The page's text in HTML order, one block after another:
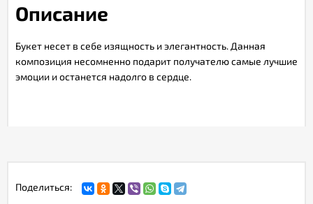
Описание
Букет несет в себе изящность и элегантность. Данная
композиция несомненно подарит получателю самые лучшие
эмоции и останется надолго в сердце.
Поделиться: